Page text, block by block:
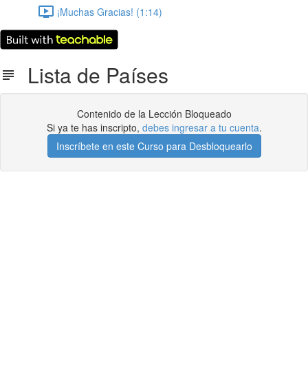
¡Muchas Gracias! (1:14)
Lista de Países
Contenido de la Lección Bloqueado
Si ya te has inscripto, debes ingresar a tu cuenta.
Inscríbete en este Curso para Desbloquearlo